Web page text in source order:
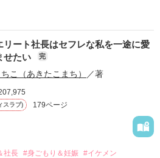
を抱いていた美桜。
かけに二人の関係は壊れてしまう。
美桜は両親の離婚によって
とも離れ離れになった。
たくないと思っていた哲平に
リート社長はセフレな私を一途に愛
せたい
完
こ（あきたこまち） ／著
スラブ) 179ページ
社長 #身ごもり＆妊娠 #イケメン